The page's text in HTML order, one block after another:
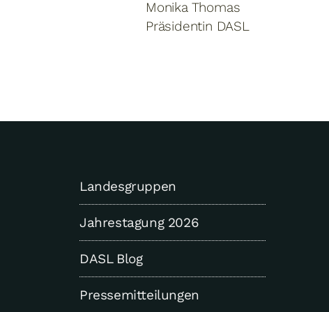
Monika Thomas
Präsidentin DASL
Landesgruppen
Jahrestagung 2026
DASL Blog
Pressemitteilungen